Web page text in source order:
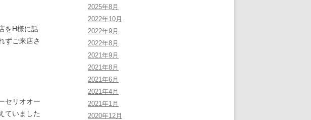
をH様に話
ずご来店さ
セリオオー
ていました
2025年8月
2022年10月
2022年9月
2022年8月
2021年9月
2021年8月
2021年6月
2021年4月
2021年1月
2020年12月